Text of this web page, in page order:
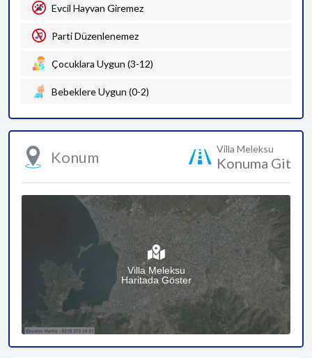
Evcil Hayvan Giremez
Parti Düzenlenemez
Çocuklara Uygun (3-12)
Bebeklere Uygun (0-2)
Konum Villa Meleksu
Konuma Git
Villa Meleksu
Haritada Göster